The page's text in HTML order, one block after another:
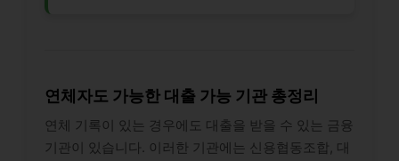
연체자도 가능한 대출 가능 기관 총정리
연체 기록이 있는 경우에도 대출을 받을 수 있는 금융
기관이 있습니다. 이러한 기관에는 신용협동조합, 대